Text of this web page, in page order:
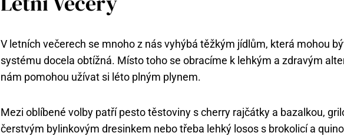
V letních večerech se mnoho z nás vyhýbá těžkým jídlům, která mohou
systému docela obtížná. Místo toho se obracíme k lehkým a zdravým
nám pomohou užívat si léto plným plynem.
Mezi oblíbené volby patří pesto těstoviny s cherry rajčátky a bazalkou,
čerstvým bylinkovým dresinkem nebo třeba lehký losos s brokolicí a